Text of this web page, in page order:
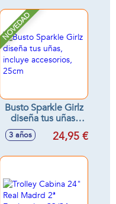
NOVEDAD
Busto Sparkle Girlz
diseña tus uñas,
incluye accesorios,
25cm
3 años 24,95 €